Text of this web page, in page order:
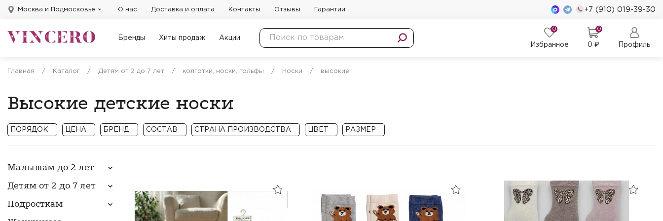
Москва и Подмосковье О нас Доставка и оплата Контакты Отзывы Гарантии +7 (910) 019-39-30
Бренды Хиты продаж Акции
0
Избранное
0
0 ₽ Профиль
Главная / Каталог / Детям от 2 до 7 лет / колготки, носки, гольфы / Носки / высокие
Высокие детские носки
ПОРЯДОК
Новинки
Цена по
возрастанию
Цена по убыванию
ЦЕНА
Применить
БРЕНД
BELINO
СОСТАВ
Применить Сбросить
СТРАНА ПРОИЗВОДСТВА
Сбросить
ЦВЕТ
Бордовый
Голубой
РАЗМЕР
2-4
3-4
Малышам до 2 лет
Детям от 2 до 7 лет
Подросткам